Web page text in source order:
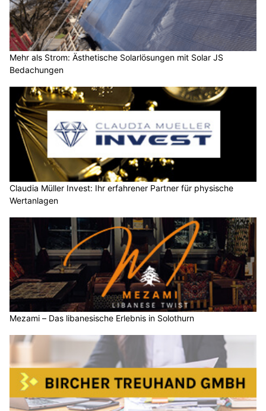
Mehr als Strom: Ästhetische Solarlösungen mit Solar JS
Bedachungen
Claudia Müller Invest: Ihr erfahrener Partner für physische
Wertanlagen
Mezami – Das libanesische Erlebnis in Solothurn